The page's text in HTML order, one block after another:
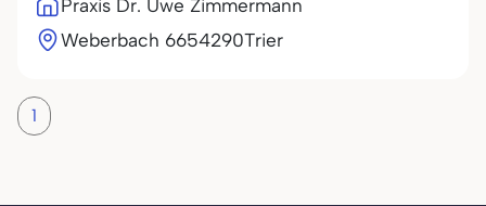
Praxis Dr. Uwe Zimmermann
Weberbach 6654290Trier
1